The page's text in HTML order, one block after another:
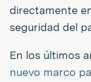
directamente
seguridad del
En los últimos
nuevo marco